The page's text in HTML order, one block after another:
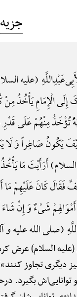
جزیه
(علیه
الْإِمَامِ یَأْخُذُ مِنْ
تُؤْخَذُ مِنْهُمْ عَلَی
صَاغِراً وَ لَا
أَرَأَیْتَ مَا
کَانَ عَلَیْهِمْ مَا
شَیْءٌ وَ إِنْ
(صلی الله علیه و
(علیه السلام)
دیگری تجاوز
توانایی‌اش بگیرد.